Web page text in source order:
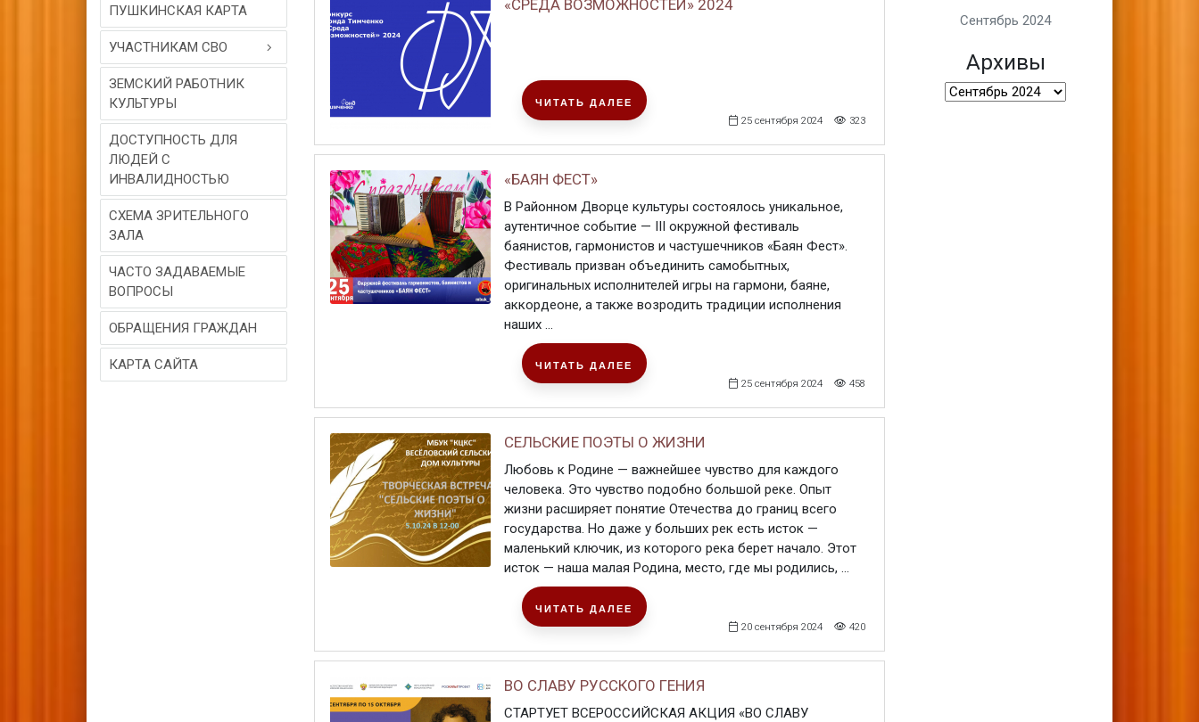
ПУШКИНСКАЯ КАРТА
УЧАСТНИКАМ СВО
ЗЕМСКИЙ РАБОТНИК
КУЛЬТУРЫ
ДОСТУПНОСТЬ ДЛЯ
ЛЮДЕЙ С
ИНВАЛИДНОСТЬЮ
СХЕМА ЗРИТЕЛЬНОГО
ЗАЛА
ЧАСТО ЗАДАВАЕМЫЕ
ВОПРОСЫ
ОБРАЩЕНИЯ ГРАЖДАН
КАРТА САЙТА
«СРЕДА ВОЗМОЖНОСТЕЙ» 2024
25 сентября 2024 323
ЧИТАТЬ ДАЛЕЕ
«БАЯН ФЕСТ»
В Районном Дворце культуры состоялось уникальное,
аутентичное событие — III окружной фестиваль
баянистов, гармонистов и частушечников «Баян Фест».
Фестиваль призван объединить самобытных,
оригинальных исполнителей игры на гармони, баяне,
аккордеоне, а также возродить традиции исполнения
наших ...
25 сентября 2024 458
ЧИТАТЬ ДАЛЕЕ
СЕЛЬСКИЕ ПОЭТЫ О ЖИЗНИ
Любовь к Родине — важнейшее чувство для каждого
человека. Это чувство подобно большой реке. Опыт
жизни расширяет понятие Отечества до границ всего
государства. Но даже у больших рек есть исток —
маленький ключик, из которого река берет начало. Этот
исток — наша малая Родина, место, где мы родились, ...
20 сентября 2024 420
ЧИТАТЬ ДАЛЕЕ
ВО СЛАВУ РУССКОГО ГЕНИЯ
СТАРТУЕТ ВСЕРОССИЙСКАЯ АКЦИЯ «ВО СЛАВУ
Сентябрь 2024
Архивы
Архивы